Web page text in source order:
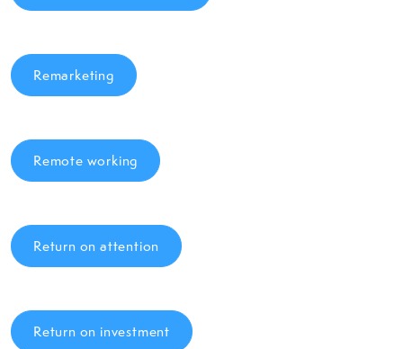
Remarketing
Remote working
Return on attention
Return on investment